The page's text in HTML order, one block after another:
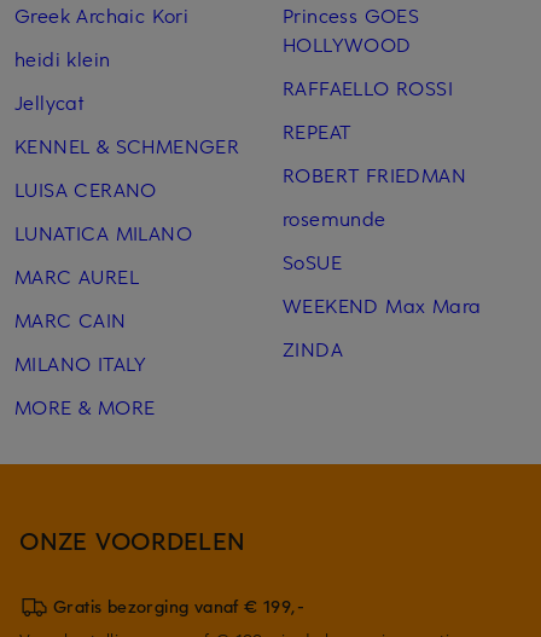
Greek Archaic Kori
heidi klein
Jellycat
KENNEL & SCHMENGER
LUISA CERANO
LUNATICA MILANO
MARC AUREL
MARC CAIN
MILANO ITALY
MORE & MORE
Princess GOES
HOLLYWOOD
RAFFAELLO ROSSI
REPEAT
ROBERT FRIEDMAN
rosemunde
SoSUE
WEEKEND Max Mara
ZINDA
ONZE VOORDELEN
Gratis bezorging vanaf € 199,-